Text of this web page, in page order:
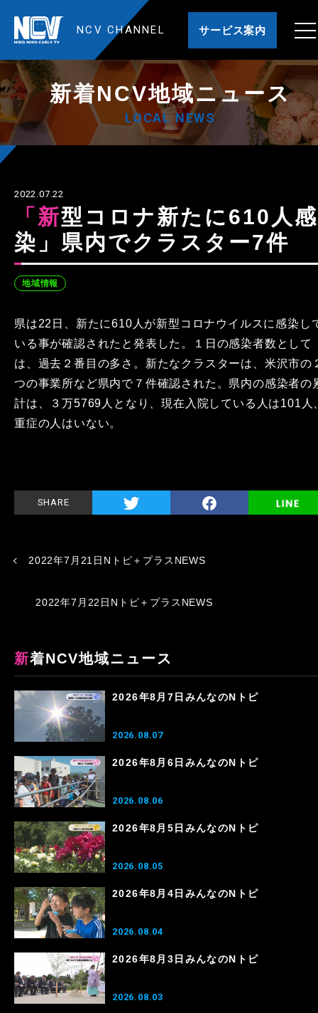
NCV CHANNEL サービス案内
新着NCV地域ニュース
LOCAL NEWS
2022.07.22
「新型コロナ新たに610人感
染」県内でクラスター7件
地域情報
県は22日、新たに610人が新型コロナウイルスに感染し
いる事が確認されたと発表した。１日の感染者数として
は、過去２番目の多さ。新たなクラスターは、米沢市の
つの事業所など県内で７件確認された。県内の感染者の
計は、３万5769人となり、現在入院している人は101人
重症の人はいない。
SHARE
2022年7月21日Nトピ＋プラスNEWS
2022年7月22日Nトピ＋プラスNEWS
新着NCV地域ニュース
2026年8月7日みんなのNトピ
2026.08.07
2026年8月6日みんなのNトピ
2026.08.06
2026年8月5日みんなのNトピ
2026.08.05
2026年8月4日みんなのNトピ
2026.08.04
2026年8月3日みんなのNトピ
2026.08.03